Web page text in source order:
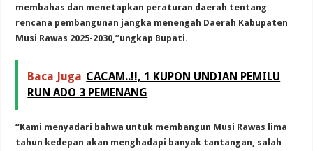
membahas dan menetapkan peraturan daerah tentang
rencana pembangunan jangka menengah Daerah Kabupaten
Musi Rawas 2025-2030,”ungkap Bupati.
Baca Juga CACAM..!!, 1 KUPON UNDIAN PEMILU
RUN ADO 3 PEMENANG
“Kami menyadari bahwa untuk membangun Musi Rawas lima
tahun kedepan akan menghadapi banyak tantangan, salah